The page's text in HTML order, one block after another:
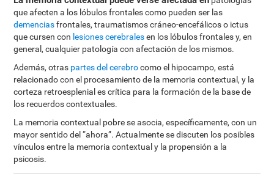
que afecten a los lóbulos frontales como pueden ser las
demenciasfrontales, traumatismos cráneo-encefálicos o ictus
que cursen con lesiones cerebralesen los lóbulos frontales y, en
general, cualquier patología con afectación de los mismos.
Además, otras partes del cerebrocomo el hipocampo, está
relacionado con el procesamiento de la memoria contextual, y la
corteza retroesplenial es crítica para la formación de la base de
los recuerdos contextuales.
La memoria contextual pobre se asocia, específicamente, con un
mayor sentido del “ahora”. Actualmente se discuten los posibles
vínculos entre la memoria contextual y la propensión a la
psicosis.